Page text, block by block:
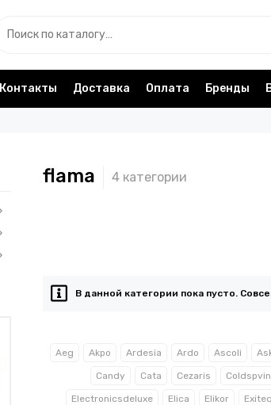
Контакты Доставка Оплата Бренды
flama
В данной категории пока пусто.
Aeg Akpo Ardesia Ardo Ascoli
Candy Cata Cezaris
Electronicsdeluxe Elica Elikor Exiteq